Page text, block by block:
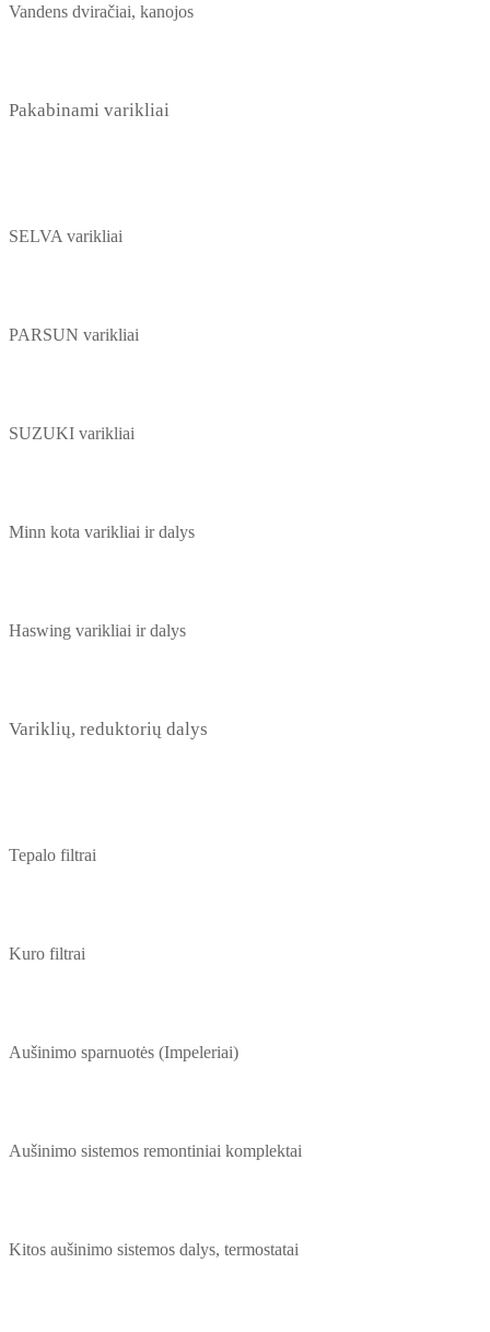
Vandens dviračiai, kanojos
Pakabinami varikliai
SELVA varikliai
PARSUN varikliai
SUZUKI varikliai
Minn kota varikliai ir dalys
Haswing varikliai ir dalys
Variklių, reduktorių dalys
Tepalo filtrai
Kuro filtrai
Aušinimo sparnuotės (Impeleriai)
Aušinimo sistemos remontiniai komplektai
Kitos aušinimo sistemos dalys, termostatai